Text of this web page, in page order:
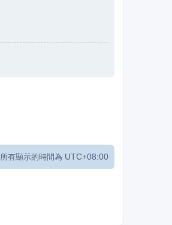
所有顯示的時間為 UTC+08:00